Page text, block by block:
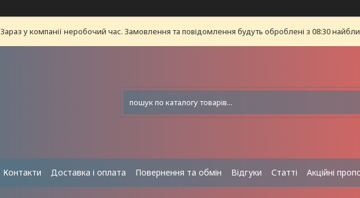
Зараз у компанії неробочий час. Замовлення та повідомлення будуть оброблені з 08:30
Контакти Доставка і оплата Повернення та обмін Відгуки Статті Акційні